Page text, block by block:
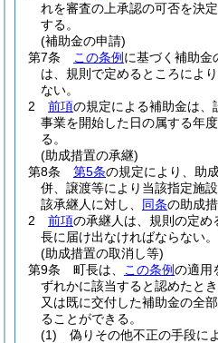
れを審査の上承認の可否を決
する。
(補助金の申請)
第7条
この条例 に基づく補助金
は、規則で定めるところによ
ない。
2
前項の規定による補助金は、
事業を開始した日の属する年
る。
(助成措置の承継)
第8条
第5条の規定により、助
併、譲渡等により当該指定施
該承継人に対し、 同条の助成
2
前項の承継人は、規則の定
長に届け出なければならない。
(助成措置の取消し等)
第9条
町長は、 この条例の適用
ずれかに該当すると認めたと
又は既に交付した補助金の全
ることができる。
(1)
偽りその他不正の手段に